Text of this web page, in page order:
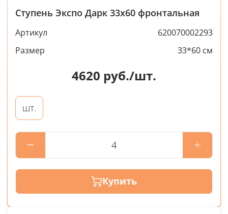
Ступень Экспо Дарк 33x60 фронтальная
Артикул
620070002293
Размер
33*60 см
4620 руб./шт.
шт.
Купить